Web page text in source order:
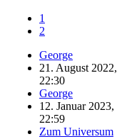
1
2
George
21. August 2022,
22:30
George
12. Januar 2023,
22:59
Zum Universum